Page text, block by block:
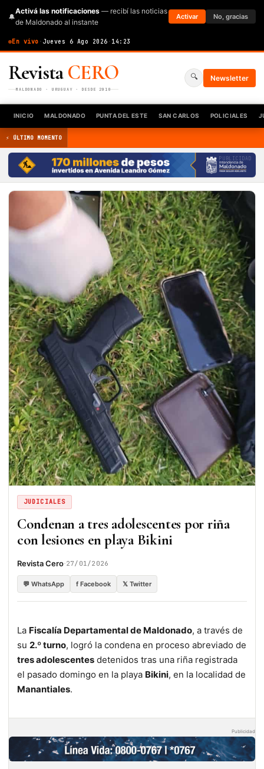
🔔
Activá las notificaciones — recibí las noticias
de Maldonado al instante
Activar No, gracias
En vivo · Jueves 6 Ago 2026 · 14:23
RevistaCERO
MALDONADO · URUGUAY · DESDE 2010
🔍 Newsletter
INICIO MALDONADO PUNTA DEL ESTE SAN CARLOS POLICIALES
⚡ ÚLTIMO MOMENTO
PUBLICIDAD
JUDICIALES
Condenan a tres adolescentes por riña
con lesiones en playa Bikini
Revista Cero·27/01/2026
💬 WhatsApp f Facebook 𝕏 Twitter
La Fiscalía Departamental de Maldonado, a través de
su 2.º turno, logró la condena en proceso abreviado de
tres adolescentes detenidos tras una riña registrada
el pasado domingo en la playa Bikini, en la localidad de
Manantiales.
Publicidad